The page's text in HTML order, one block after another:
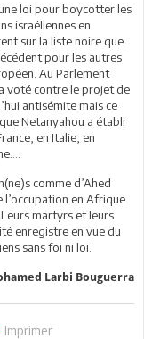
loi pour boycotter les
israéliennes en
sur la liste noire que
pour les autres
Au Parlement
voté contre le projet de
antisémite mais ce
Netanyahou a établi
en Italie, en
comme d’Ahed
en Afrique
martyrs et leurs
enregistre en vue du
sans foi ni loi.
Larbi Bouguerra
Imprimer